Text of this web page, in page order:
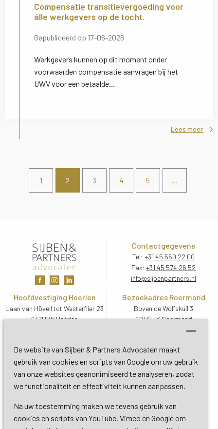
De website van Sijben & Partners Advocaten maakt
gebruik van cookies en scripts van Google om uw gebruik
van onze websites geanonimiseerd te analyseren, zodat
we functionaliteit en effectiviteit kunnen aanpassen.
Na uw toestemming maken we tevens gebruik van
cookies en scripts van YouTube, Vimeo en Google om
Compensatie transitievergoeding voor
álle werkgevers op de tocht.
Gepubliceerd op 17-06-2026
Werkgevers kunnen op dit moment onder
voorwaarden compensatie aanvragen bij het
UWV voor een betaalde...
Lees meer
1 2 3 4 5 ...
Contactgegevens
Tel: +31 45 560 22 00
Fax: +31 45 574 26 52
info@sijbenpartners.nl
Hoofdvestiging Heerlen
Laan van Hövell tot Westerflier 23
6411 EW Heerlen
Bezoekadres Roermond
Boven de Wolfskuil 3
6049 LX Roermond
Routebeschrijving
Bezoekadres De Bilt
Soestdijkseweg Zuid 13
3732 HC De Bilt (Utrecht)
Routebeschrijving
Copyright 2026 © Sijben & Partners